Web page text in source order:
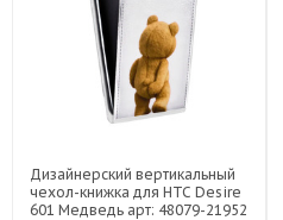
Дизайнерский вертикальный
чехол-книжка для HTC Desire
601 Медведь арт: 48079-21952